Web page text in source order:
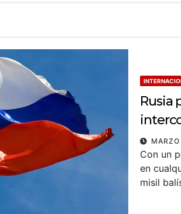
Rusia
Con un
en
misil